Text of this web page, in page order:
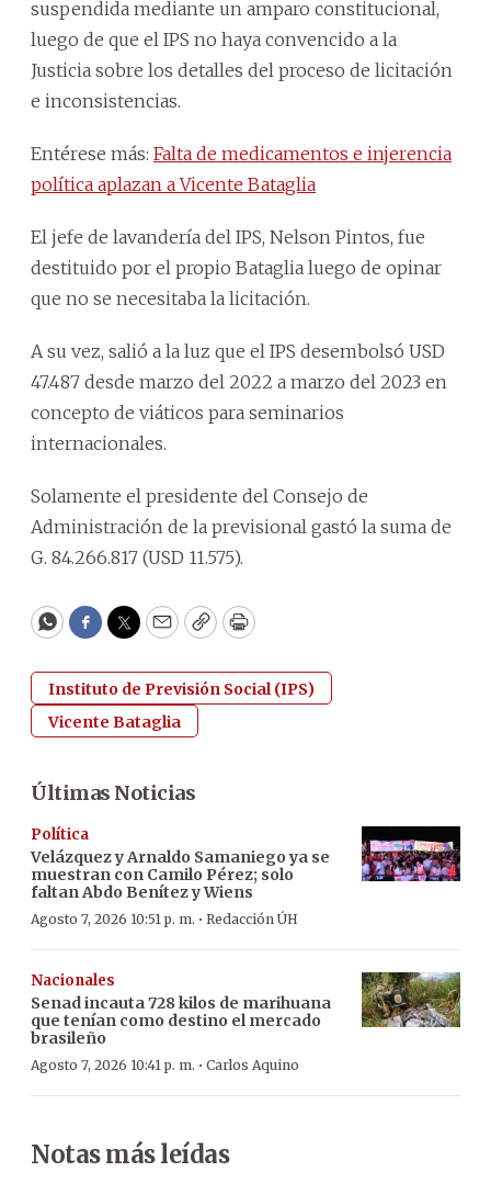
suspendida mediante un amparo constitucional,
luego de que el IPS no haya convencido a la
Justicia sobre los detalles del proceso de licitación
e inconsistencias.
Entérese más: Falta de medicamentos e injerencia
política aplazan a Vicente Bataglia
El jefe de lavandería del IPS, Nelson Pintos, fue
destituido por el propio Bataglia luego de opinar
que no se necesitaba la licitación.
A su vez, salió a la luz que el IPS desembolsó USD
47.487 desde marzo del 2022 a marzo del 2023 en
concepto de viáticos para seminarios
internacionales.
Solamente el presidente del Consejo de
Administración de la previsional gastó la suma de
G. 84.266.817 (USD 11.575).
WhatsApp
Facebook
Twitter
EmailCopyPrint
Instituto de Previsión Social (IPS)
Vicente Bataglia
Últimas Noticias
Política
Velázquez y Arnaldo Samaniego ya se
muestran con Camilo Pérez; solo
faltan Abdo Benítez y Wiens
Agosto 7, 2026 10:51 p. m. · Redacción ÚH
Nacionales
Senad incauta 728 kilos de marihuana
que tenían como destino el mercado
brasileño
Agosto 7, 2026 10:41 p. m. · Carlos Aquino
Notas más leídas